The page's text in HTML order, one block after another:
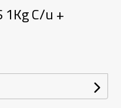
1Kg C/u +